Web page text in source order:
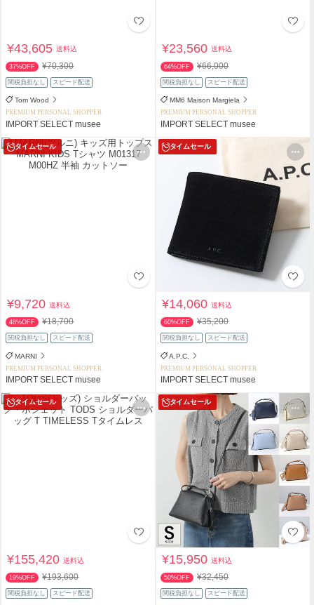
¥43,605送料込
37%OFF ¥70,300
関税負担なし スピード配送
Tom Wood
PREMIUM PERSONAL SHOPPER
IMPORT SELECT musee
¥23,560送料込
64%OFF ¥66,000
関税負担なし スピード配送
MM6 Maison Margiela
PREMIUM PERSONAL SHOPPER
IMPORT SELECT musee
タイムセール
¥9,720送料込
48%OFF ¥18,700
関税負担なし スピード配送
MARNI
PREMIUM PERSONAL SHOPPER
IMPORT SELECT musee
タイムセール
¥14,060送料込
60%OFF ¥35,200
関税負担なし スピード配送
A.P.C.
PREMIUM PERSONAL SHOPPER
IMPORT SELECT musee
タイムセール
¥155,420送料込
19%OFF ¥193,600
関税負担なし スピード配送
タイムセール
¥15,950送料込
50%OFF ¥32,450
関税負担なし スピード配送